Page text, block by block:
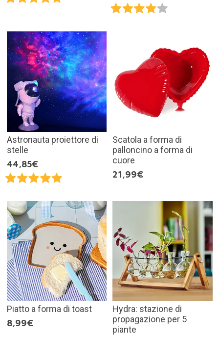
Astronauta proiettore di
stelle
44,85€
Scatola a forma di
palloncino a forma di
cuore
21,99€
Piatto a forma di toast
8,99€
Hydra: stazione di
propagazione per 5
piante